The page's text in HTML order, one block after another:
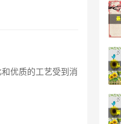
优质的工艺受到消